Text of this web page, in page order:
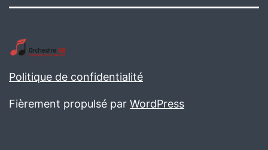
Politique de confidentialité
Fièrement propulsé par WordPress